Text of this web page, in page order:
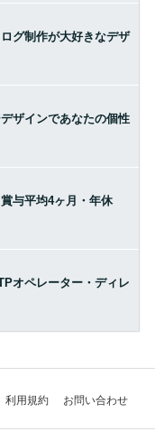
グ制作が大好きなデザ
ザインであなたの個性
与平均4ヶ月・年休
オペレーター・ディレ
利用規約 お問い合わせ